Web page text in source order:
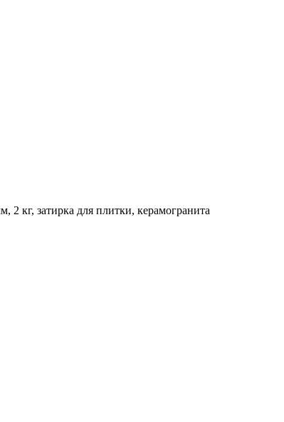
2 кг, затирка для плитки, керамогранита